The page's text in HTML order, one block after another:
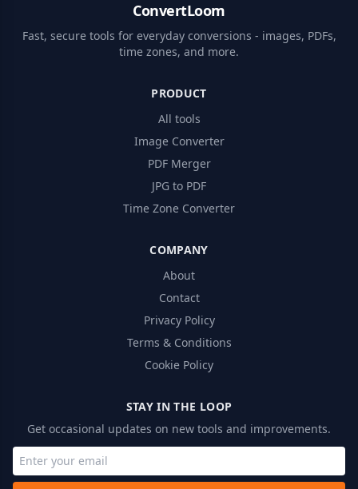
ConvertLoom
Fast, secure tools for everyday conversions - images, PDFs,
time zones, and more.
PRODUCT
All tools
Image Converter
PDF Merger
JPG to PDF
Time Zone Converter
COMPANY
About
Contact
Privacy Policy
Terms & Conditions
Cookie Policy
STAY IN THE LOOP
Get occasional updates on new tools and improvements.